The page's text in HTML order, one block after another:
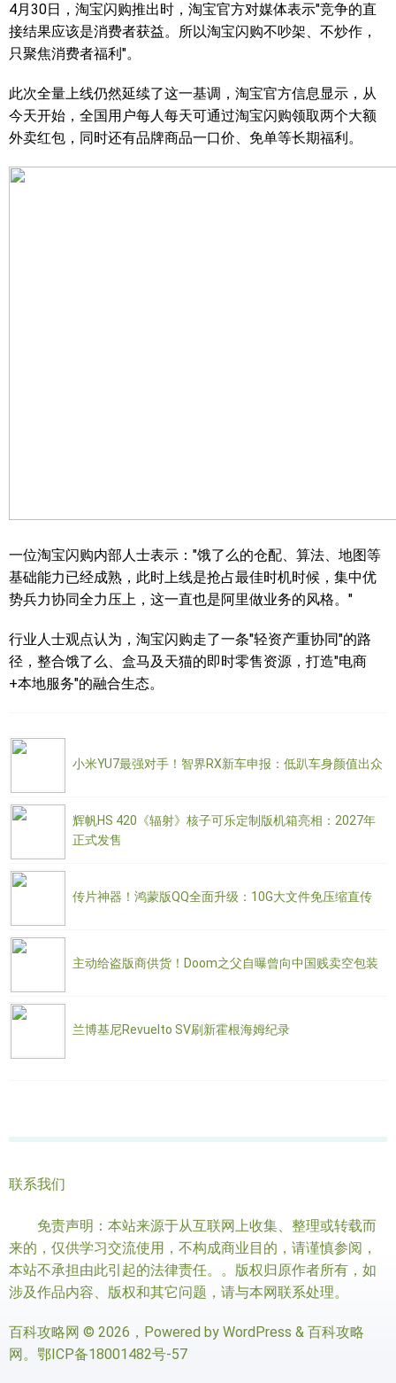
4月30日，淘宝闪购推出时，淘宝官方对媒体表示"竞争的直
接结果应该是消费者获益。所以淘宝闪购不吵架、不炒作，
只聚焦消费者福利"。
此次全量上线仍然延续了这一基调，淘宝官方信息显示，从
今天开始，全国用户每人每天可通过淘宝闪购领取两个大额
外卖红包，同时还有品牌商品一口价、免单等长期福利。
一位淘宝闪购内部人士表示："饿了么的仓配、算法、地图等
基础能力已经成熟，此时上线是抢占最佳时机时候，集中优
势兵力协同全力压上，这一直也是阿里做业务的风格。"
行业人士观点认为，淘宝闪购走了一条"轻资产重协同"的路
径，整合饿了么、盒马及天猫的即时零售资源，打造"电商
+本地服务"的融合生态。
小米YU7最强对手！智界RX新车申报：低趴车身颜值出众
辉帆HS 420《辐射》核子可乐定制版机箱亮相：2027年
正式发售
传片神器！鸿蒙版QQ全面升级：10G大文件免压缩直传
主动给盗版商供货！Doom之父自曝曾向中国贱卖空包装
兰博基尼Revuelto SV刷新霍根海姆纪录
联系我们
免责声明：本站来源于从互联网上收集、整理或转载而
来的，仅供学习交流使用，不构成商业目的，请谨慎参阅，
本站不承担由此引起的法律责任。。版权归原作者所有，如
涉及作品内容、版权和其它问题，请与本网联系处理。
百科攻略网 © 2026，Powered by WordPress & 百科攻略
网。 鄂ICP备18001482号-57